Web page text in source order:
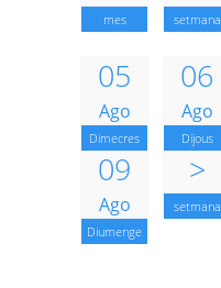
mes setmana
05
Ago
Dimecres
06
Ago
Dijous
09
Ago
Diumenge
>
setmana